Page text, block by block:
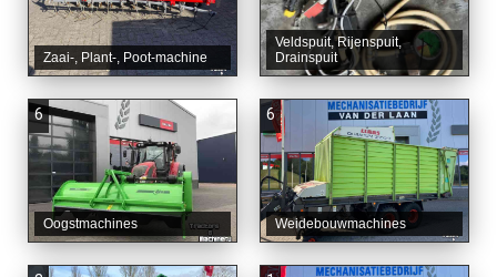
Zaai-, Plant-, Poot-machine
Veldspuit, Rijenspuit,
Drainspuit
6
Oogstmachines
6
Weidebouwmachines